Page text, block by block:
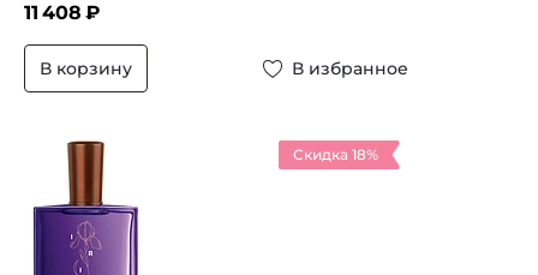
11 408 ₽
В корзину В избранное
Скидка 18%